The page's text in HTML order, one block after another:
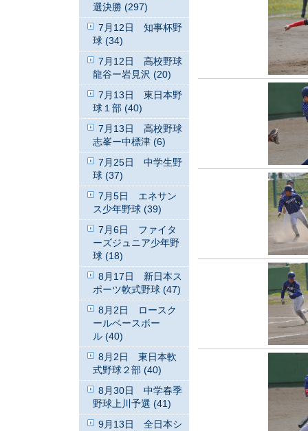
選決勝 (297)
7月12日 知事杯野
球 (34)
7月12日 高校野球
龍谷ー岩見沢 (20)
7月13日 東日本野
球１部 (40)
7月13日 高校野球
志峯ー中標津 (6)
7月25日 中学生野
球 (37)
7月5日 エネサン
ス少年野球 (39)
7月6日 ファイタ
ーズジュニア少年野
球 (18)
8月17日 新日本ス
ポーツ軟式野球 (47)
8月2日 ロースク
ールベースボー
ル (40)
8月2日 東日本軟
式野球２部 (40)
8月30日 中学春季
野球上川予選 (41)
9月13日 全日本シ